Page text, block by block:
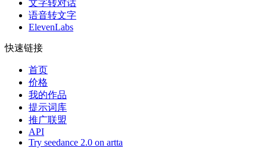
文字转对话
语音转文字
ElevenLabs
快速链接
首页
价格
我的作品
提示词库
推广联盟
API
Try seedance 2.0 on artta